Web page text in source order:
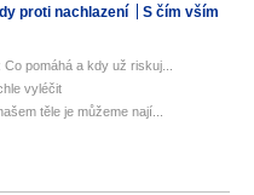
proti nachlazení
S čím vším
pomáhá a kdy už riskuj...
vyléčit
těle je můžeme nají...